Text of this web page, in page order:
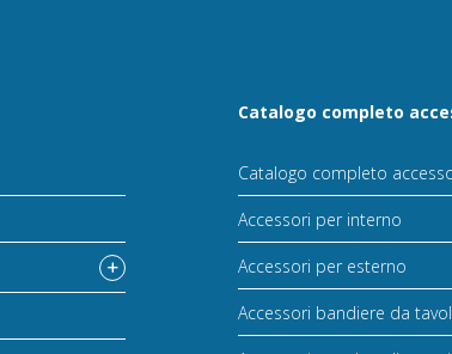
Catalogo completo
Catalogo completo
Accessori per interno
Accessori per esterno
Accessori bandiere da